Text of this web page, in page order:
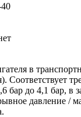
в
до 4,1 бар, в
давление /